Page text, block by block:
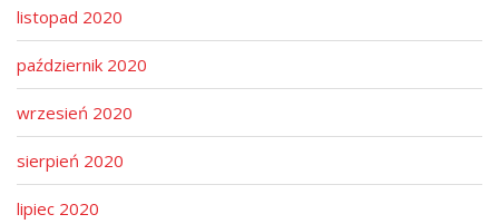
listopad 2020
październik 2020
wrzesień 2020
sierpień 2020
lipiec 2020